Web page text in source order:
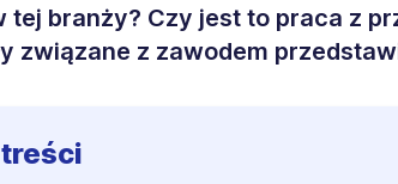
tej branży? Czy jest to praca z
związane z zawodem